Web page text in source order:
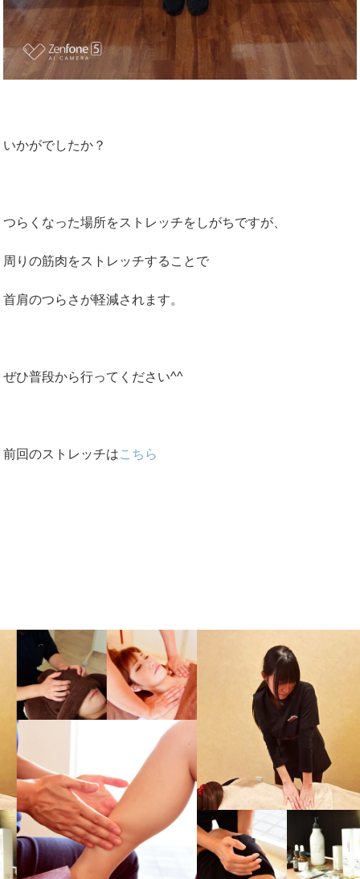
いかがでしたか？
つらくなった場所をストレッチをしがちですが、
周りの筋肉をストレッチすることで
首肩のつらさが軽減されます。
ぜひ普段から行ってください^^
前回のストレッチはこちら